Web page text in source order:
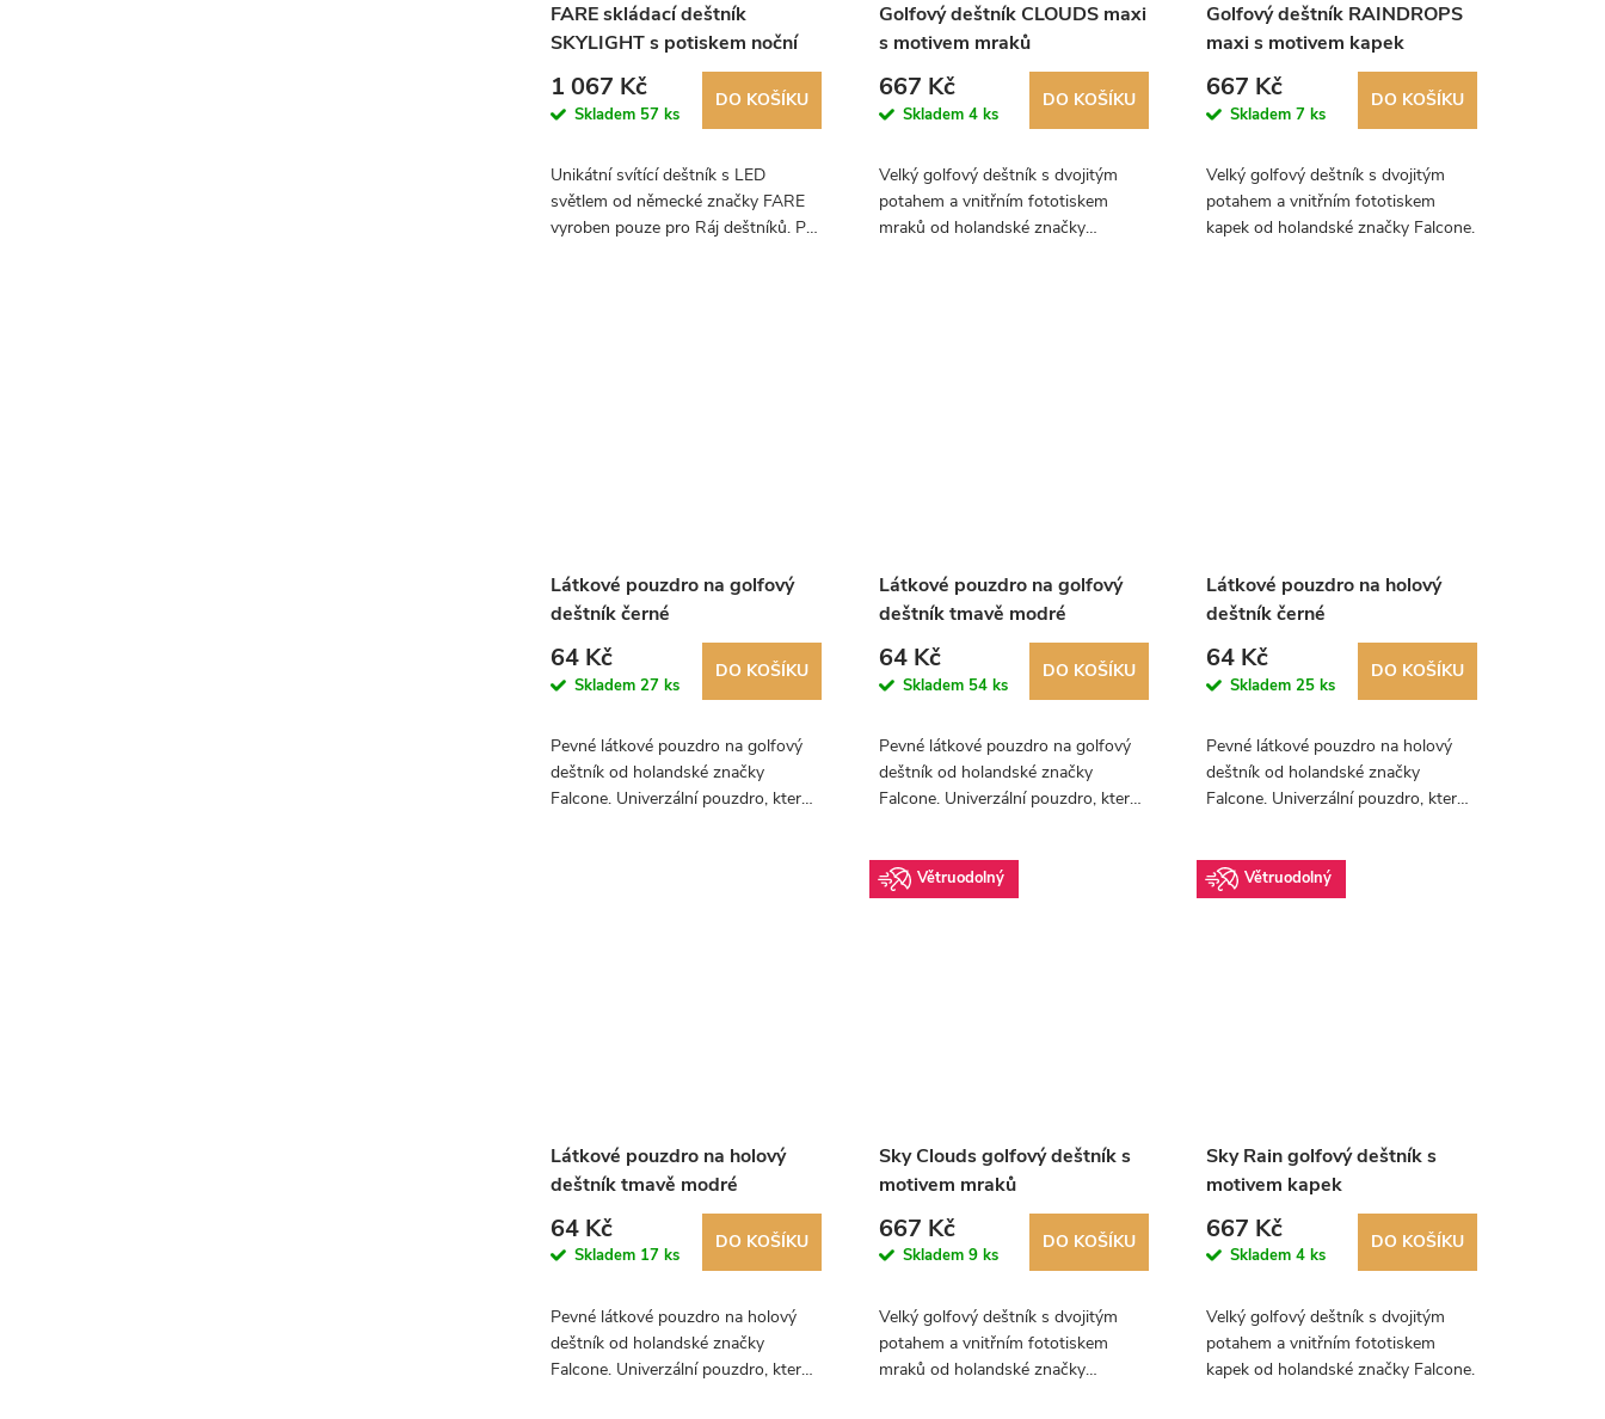
FARE skládací deštník
SKYLIGHT s potiskem noční
oblohy a LED světlem
1 067 Kč
Skladem 57 ks
DO KOŠÍKU
Unikátní svítící deštník s LED
světlem od německé značky FARE
vyroben pouze pro Ráj deštníků. Po
Golfový deštník CLOUDS maxi
s motivem mraků
667 Kč
Skladem 4 ks
DO KOŠÍKU
Velký golfový deštník s dvojitým
potahem a vnitřním fototiskem
mraků od holandské značky
Golfový deštník RAINDROPS
maxi s motivem kapek
667 Kč
Skladem7 ks
DO KOŠÍKU
Velký golfový deštník s dvojitým
potahem a vnitřním fototiskem
kapek od holandské značky Falcone.
Látkové pouzdro na golfový
deštník černé
64 Kč
Skladem 27 ks
DO KOŠÍKU
Pevné látkové pouzdro na golfový
deštník od holandské značky
Falcone. Univerzální pouzdro, které
Látkové pouzdro na golfový
deštník tmavě modré
64 Kč
Skladem 54 ks
DO KOŠÍKU
Pevné látkové pouzdro na golfový
deštník od holandské značky
Falcone. Univerzální pouzdro, které
Doporučujeme.
Látkové pouzdro na holový
deštník černé
64 Kč
Skladem25 ks
DO KOŠÍKU
Pevné látkové pouzdro na holový
deštník od holandské značky
Falcone. Univerzální pouzdro, které
Doporučujeme.
Látkové pouzdro na holový
deštník tmavě modré
64 Kč
Skladem 17 ks
DO KOŠÍKU
Pevné látkové pouzdro na holový
deštník od holandské značky
Falcone. Univerzální pouzdro, které
Větruodolný
Sky Clouds golfový deštník s
motivem mraků
667 Kč
Skladem 9 ks
DO KOŠÍKU
Velký golfový deštník s dvojitým
potahem a vnitřním fototiskem
mraků od holandské značky
Větruodolný
Sky Rain golfový deštník s
motivem kapek
667 Kč
Skladem4 ks
DO KOŠÍKU
Velký golfový deštník s dvojitým
potahem a vnitřním fototiskem
kapek od holandské značky Falcone.